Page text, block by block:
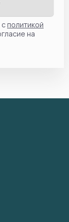
политикой
на